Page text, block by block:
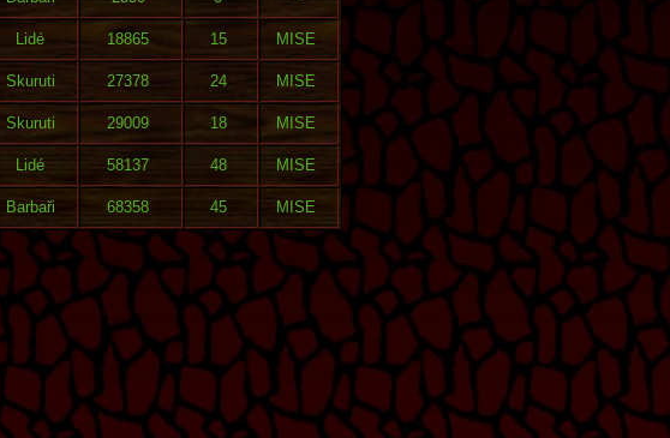
Lidé 18865 15
MISE
Skuruti 27378 24
MISE
Skuruti 29009 18
MISE
Lidé 58137 48
MISE
Barbaři 68358 45 MISE